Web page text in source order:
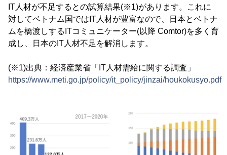
IT人材が不足するとの試算結果(※1)があります。これに
対してベトナム国ではIT人材が豊富なので、日本とベトナ
ムを橋渡しするITコミュニケーター(以降 Comtor)を多く育
成し、日本のIT人材不足を解消します。
(※1)出典：経済産業省「IT人材需給に関する調査」
https://www.meti.go.jp/policy/it_policy/jinzai/houkokusyo.pdf